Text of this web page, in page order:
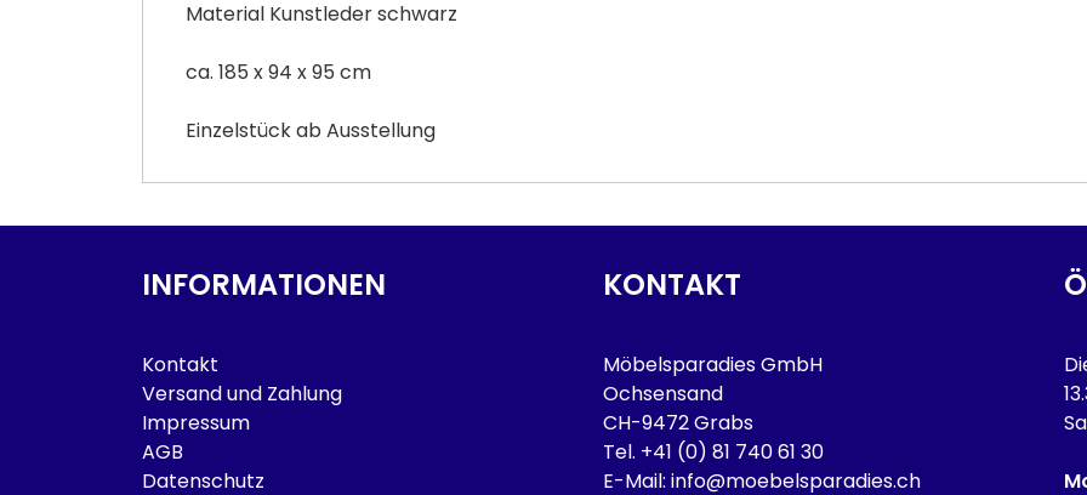
Material Kunstleder schwarz
ca. 185 x 94 x 95 cm
Einzelstück ab Ausstellung
INFORMATIONEN
Kontakt
Versand und Zahlung
Impressum
AGB
Datenschutz
KONTAKT
Möbelsparadies GmbH
Ochsensand
CH-9472 Grabs
Tel. +41 (0) 81 740 61 30
E-Mail: info@moebelsparadies.ch